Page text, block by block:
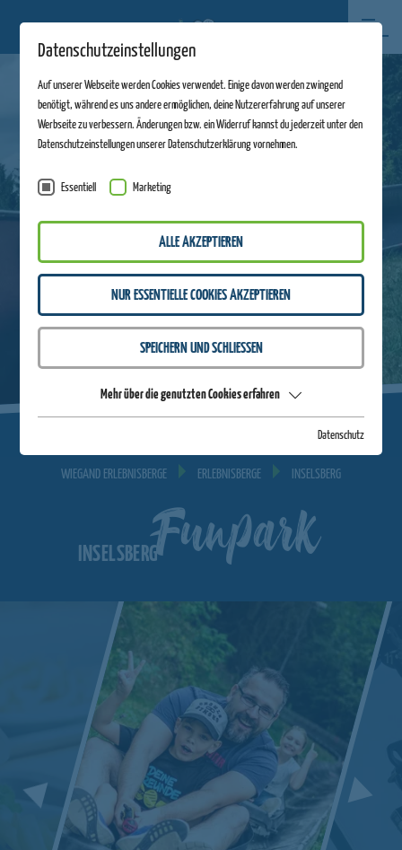
WIEGAND ERLEBNISBERGE ERLEBNISBERGE INSELSBERG
INSELSBERGFunpark
Datenschutzeinstellungen
Auf unserer Webseite werden Cookies verwendet. Einige davon werden zwingend
benötigt, während es uns andere ermöglichen, deine Nutzererfahrung auf unserer
Werbseite zu verbessern. Änderungen bzw. ein Widerruf kannst du jederzeit unter den
Datenschutzeinstellungen unserer Datenschutzerklärung vornehmen.
Essentiell Marketing
ALLE AKZEPTIEREN
NUR ESSENTIELLE COOKIES AKZEPTIEREN
SPEICHERN UND SCHLIESSEN
Mehr über die genutzten Cookies erfahren
Datenschutz